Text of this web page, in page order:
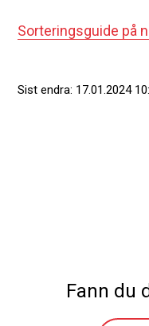
Sorteringsguide på
Sist endra 17.01.2024
Fann du